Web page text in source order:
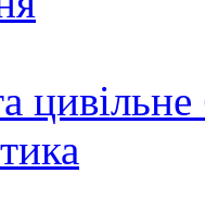
цивільне